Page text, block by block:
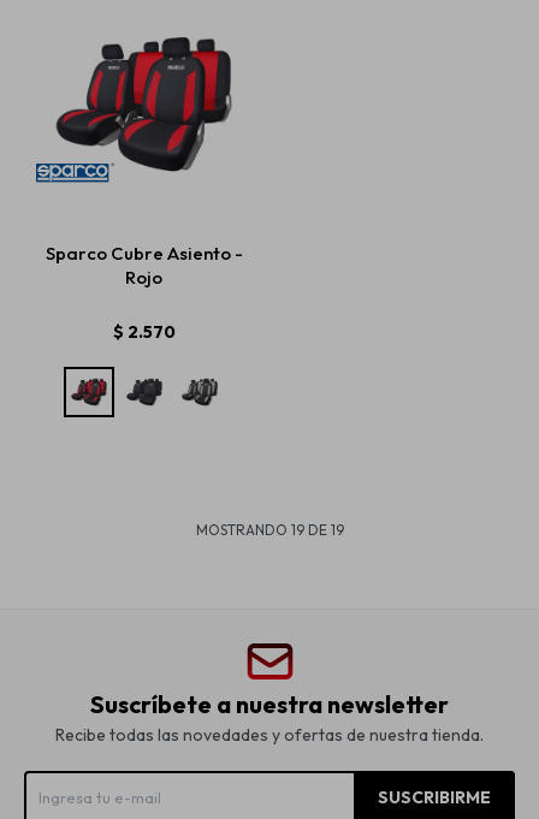
Sparco Cubre Asiento -
Rojo
$ 2.570
MOSTRANDO 19DE 19
Suscríbete a nuestra newsletter
Recibe todas las novedades y ofertas de nuestra tienda.
SUSCRIBIRME